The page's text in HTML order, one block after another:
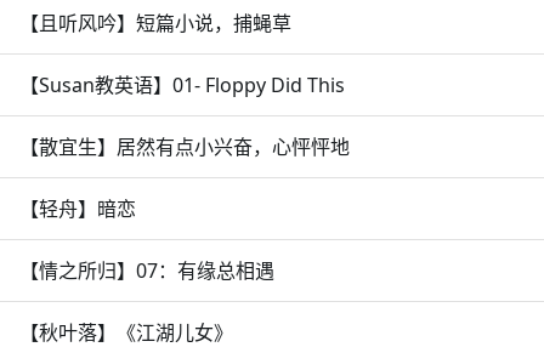
【且听风吟】短篇小说，捕蝇草
【Susan教英语】01- Floppy Did This
【散宜生】居然有点小兴奋，心怦怦地
【轻舟】暗恋
【情之所归】07：有缘总相遇
【秋叶落】《江湖儿女》